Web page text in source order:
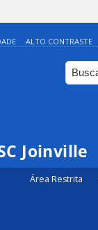
ALTO CONTRASTE
Joinville
Área Restrita